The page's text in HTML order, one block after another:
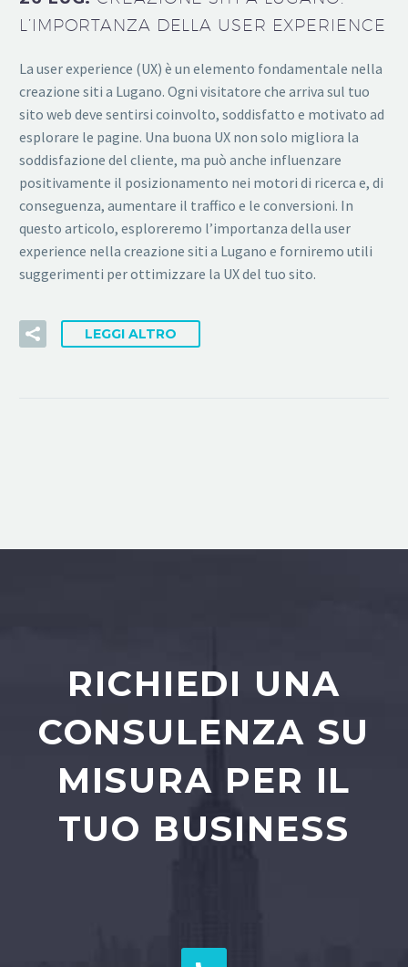
L’IMPORTANZA DELLA USER EXPERIENCE
La user experience (UX) è un elemento fondamentale nella
creazione siti a Lugano. Ogni visitatore che arriva sul tuo
sito web deve sentirsi coinvolto, soddisfatto e motivato ad
esplorare le pagine. Una buona UX non solo migliora la
soddisfazione del cliente, ma può anche influenzare
positivamente il posizionamento nei motori di ricerca e, di
conseguenza, aumentare il traffico e le conversioni. In
questo articolo, esploreremo l’importanza della user
experience nella creazione siti a Lugano e forniremo utili
suggerimenti per ottimizzare la UX del tuo sito.
LEGGI ALTRO
RICHIEDI UNA
CONSULENZA SU
MISURA PER IL
TUO BUSINESS